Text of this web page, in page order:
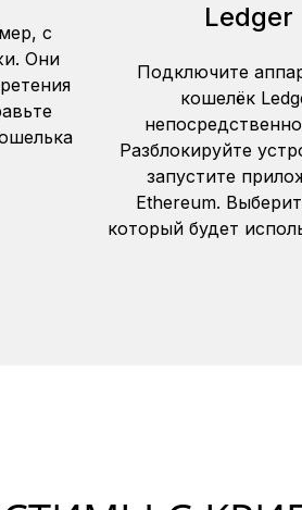
с
Они
Ledger
Подключите
кошелёк
Разблокируйте
запустите
Ethereum.
который будет